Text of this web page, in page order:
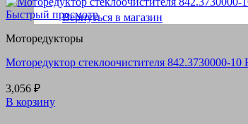
Вернуться в магазин
Быстрый просмотр
Моторедукторы
Моторедуктор стеклоочистителя 842.3730000-
3,056 ₽
В корзину